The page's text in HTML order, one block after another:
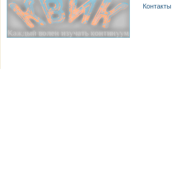
Контакты